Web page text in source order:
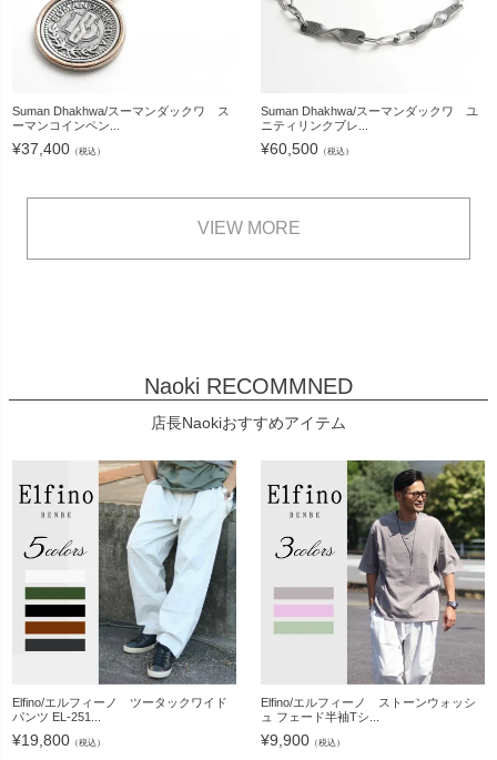
Suman Dhakhwa/スーマンダックワ ス
ーマンコインペン...
¥37,400 （税込）
Suman Dhakhwa/スーマンダックワ ユ
ニティリンクブレ...
¥60,500 （税込）
VIEW MORE
Naoki RECOMMNED
店長Naokiおすすめアイテム
Elfino/エルフィーノ ツータックワイド
パンツ EL-251...
¥19,800 （税込）
Elfino/エルフィーノ ストーンウォッシ
ュ フェード半袖Tシ...
¥9,900 （税込）